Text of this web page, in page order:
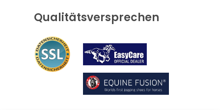
Qualitätsversprechen